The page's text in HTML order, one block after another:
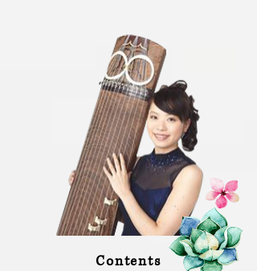
Contents